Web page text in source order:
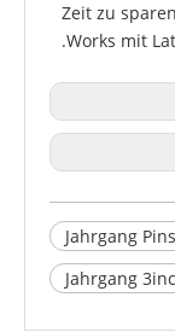
Zeit zu
.Works mit
Jahrgang
Jahrgang